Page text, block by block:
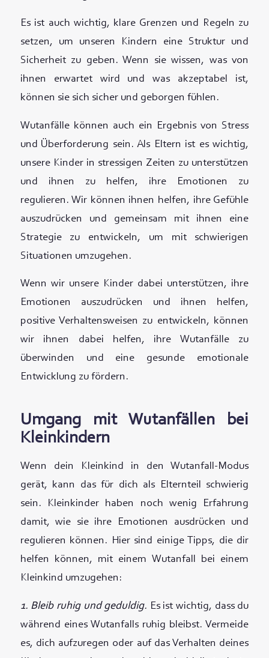
Es ist auch wichtig, klare Grenzen und Regeln zu
setzen, um unseren Kindern eine Struktur und
Sicherheit zu geben. Wenn sie wissen, was von
ihnen erwartet wird und was akzeptabel ist,
können sie sich sicher und geborgen fühlen.
Wutanfälle können auch ein Ergebnis von Stress
und Überforderung sein. Als Eltern ist es wichtig,
unsere Kinder in stressigen Zeiten zu unterstützen
und ihnen zu helfen, ihre Emotionen zu
regulieren. Wir können ihnen helfen, ihre Gefühle
auszudrücken und gemeinsam mit ihnen eine
Strategie zu entwickeln, um mit schwierigen
Situationen umzugehen.
Wenn wir unsere Kinder dabei unterstützen, ihre
Emotionen auszudrücken und ihnen helfen,
positive Verhaltensweisen zu entwickeln, können
wir ihnen dabei helfen, ihre Wutanfälle zu
überwinden und eine gesunde emotionale
Entwicklung zu fördern.
Umgang mit Wutanfällen bei
Kleinkindern
Wenn dein Kleinkind in den Wutanfall-Modus
gerät, kann das für dich als Elternteil schwierig
sein. Kleinkinder haben noch wenig Erfahrung
damit, wie sie ihre Emotionen ausdrücken und
regulieren können. Hier sind einige Tipps, die dir
helfen können, mit einem Wutanfall bei einem
Kleinkind umzugehen:
1. Bleib ruhig und geduldig. Es ist wichtig, dass du
während eines Wutanfalls ruhig bleibst. Vermeide
es, dich aufzuregen oder auf das Verhalten deines